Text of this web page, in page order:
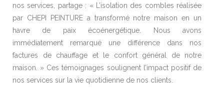
nos services, partage : « L’isolation des combles réalisée
par CHEPI PEINTURE a transformé notre maison en un
havre de paix écoénergétique. Nous avons
immédiatement remarqué une différence dans nos
factures de chauffage et le confort général de notre
maison. » Ces témoignages soulignent l’impact positif de
nos services sur la vie quotidienne de nos clients.